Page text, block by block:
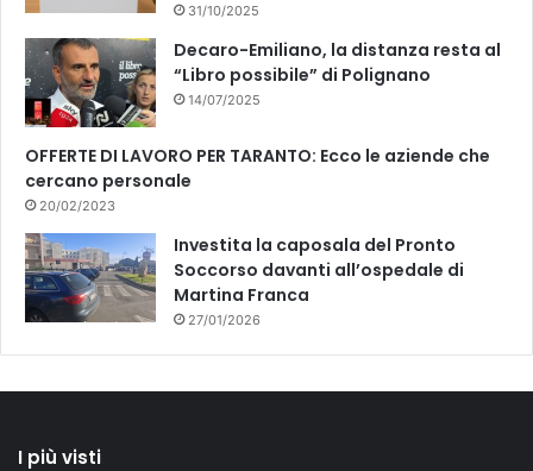
31/10/2025
Decaro-Emiliano, la distanza resta al
“Libro possibile” di Polignano
14/07/2025
OFFERTE DI LAVORO PER TARANTO: Ecco le aziende che
cercano personale
20/02/2023
Investita la caposala del Pronto
Soccorso davanti all’ospedale di
Martina Franca
27/01/2026
I più visti